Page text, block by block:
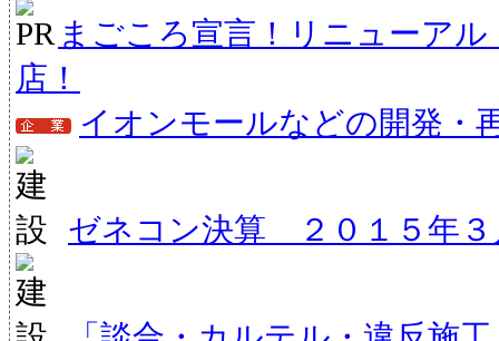
まごころ宣言！リニューア
店！
イオンモールなどの開発・
ゼネコン決算 ２０１５年